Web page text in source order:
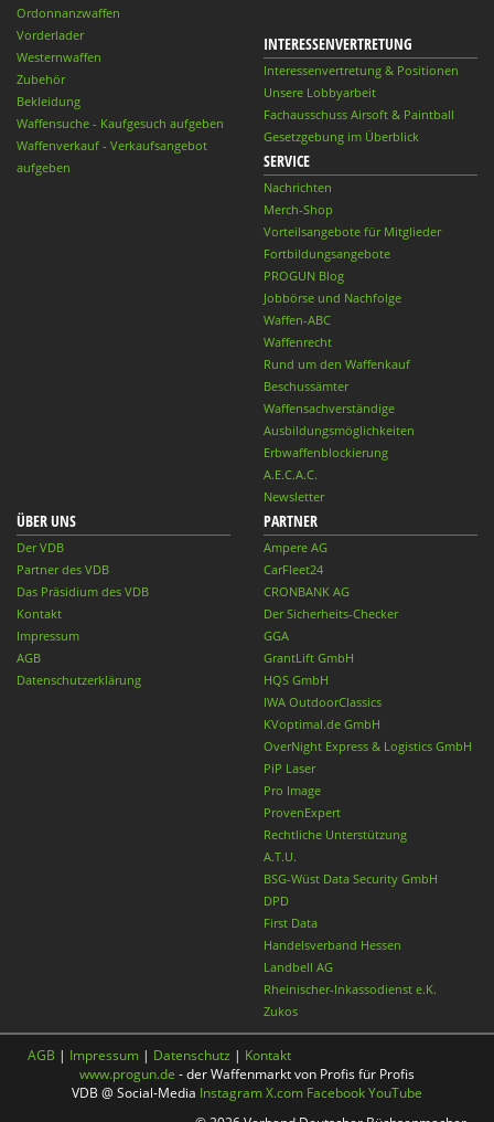
Ordonnanzwaffen
Vorderlader
Westernwaffen
Zubehör
Bekleidung
Waffensuche - Kaufgesuch aufgeben
Waffenverkauf - Verkaufsangebot
aufgeben
INTERESSENVERTRETUNG
Interessenvertretung & Positionen
Unsere Lobbyarbeit
Fachausschuss Airsoft & Paintball
Gesetzgebung im Überblick
SERVICE
Nachrichten
Merch-Shop
Vorteilsangebote für Mitglieder
Fortbildungsangebote
PROGUN Blog
Jobbörse und Nachfolge
Waffen-ABC
Waffenrecht
Rund um den Waffenkauf
Beschussämter
Waffensachverständige
Ausbildungsmöglichkeiten
Erbwaffenblockierung
A.E.C.A.C.
Newsletter
ÜBER UNS
Der VDB
Partner des VDB
Das Präsidium des VDB
Kontakt
Impressum
AGB
Datenschutzerklärung
PARTNER
Ampere AG
CarFleet24
CRONBANK AG
Der Sicherheits-Checker
GGA
GrantLift GmbH
HQS GmbH
IWA OutdoorClassics
KVoptimal.de GmbH
OverNight Express & Logistics GmbH
PiP Laser
Pro Image
ProvenExpert
Rechtliche Unterstützung
A.T.U.
BSG-Wüst Data Security GmbH
DPD
First Data
Handelsverband Hessen
Landbell AG
Rheinischer-Inkassodienst e.K.
Zukos
AGB | Impressum | Datenschutz | Kontakt
www.progun.de - der Waffenmarkt von Profis für Profis
VDB @ Social-Media InstagramX.com FacebookYouTube